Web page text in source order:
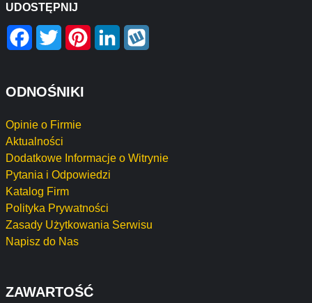
UDOSTĘPNIJ
Facebook
Twitter PinterestLinkedIn
ODNOŚNIKI
Opinie o Firmie
Aktualności
Dodatkowe Informacje o Witrynie
Pytania i Odpowiedzi
Katalog Firm
Polityka Prywatności
Zasady Użytkowania Serwisu
Napisz do Nas
ZAWARTOŚĆ